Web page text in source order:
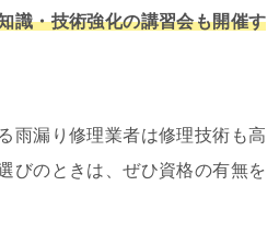
識・技術強化の講習会も開催す
雨漏り修理業者は修理技術も高
びのときは、ぜひ資格の有無を